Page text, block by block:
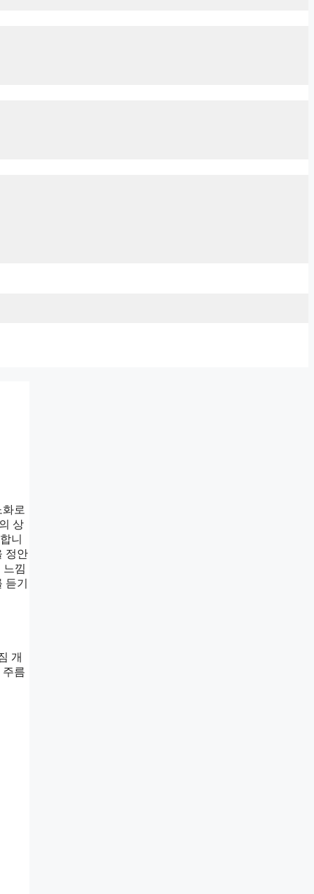
로
상
니
정안
느낌
기
개
주름